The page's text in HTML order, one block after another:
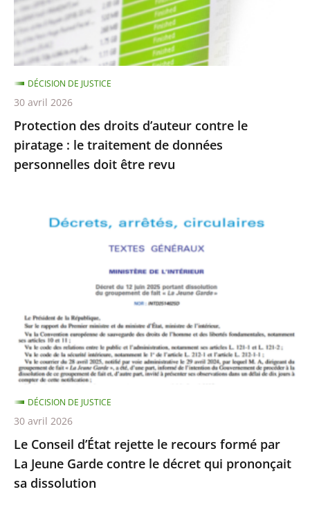
piratage
:
le
traitement
de
données
personnelles
doit
être
Protection des droits d’auteur contre le
piratage : le traitement de données
personnelles doit être revu
DÉCISION DE JUSTICE
30 avril 2026
Conseil
formé
par
La
Jeune
Garde
contre
le
décret
qui
Le Conseil d’État rejette le recours formé par
La Jeune Garde contre le décret qui prononçait
sa dissolution
DÉCISION DE JUSTICE
30 avril 2026